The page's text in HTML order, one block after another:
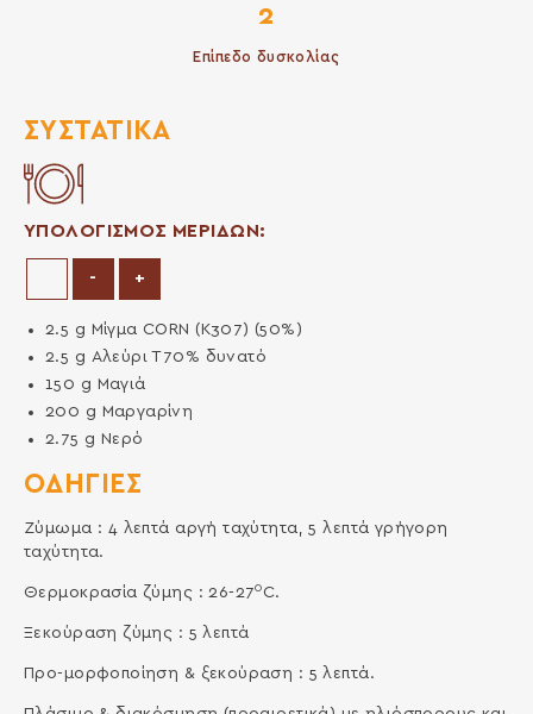
2
Επίπεδο δυσκολίας
ΟΔΗΓΙΕΣ
Ζύμωμα : 4 λεπτά αργή ταχύτητα, 5 λεπτά γρήγορη
ταχύτητα.
Θερμοκρασία ζύμης : 26-270 C.
Ξεκούραση ζύμης : 5 λεπτά
Προ-μορφοποίηση & ξεκούραση : 5 λεπτά.
ΣΥΣΤΑΤΙΚΆ
ΥΠΟΛΟΓΙΣΜΟΣ ΜΕΡΙΔΩΝ:
- Μείωση μερίδων
+Αύξηση μερίδων
2.5 g Μίγμα CORN (Κ307) (50%)
2.5 g Αλεύρι Τ70% δυνατό
150 g Μαγιά
200 g Μαργαρίνη
2.75 g Νερό